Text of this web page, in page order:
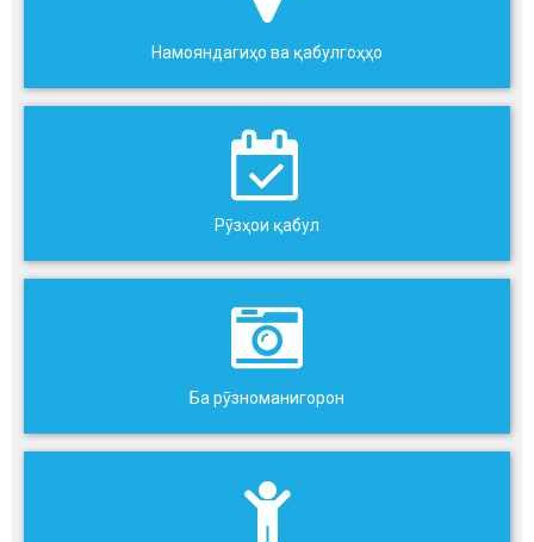
Намояндагиҳо ва қабулгоҳҳо
Рӯзҳои қабул
Ба рӯзноманигорон